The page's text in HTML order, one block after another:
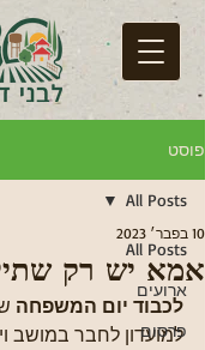
פוסט
All Posts
ארועים
פרסום
All Posts
אמא יש רק
10 בפבר׳ 2023
לכבוד יום המשפחה
למועדון לחבר במושב